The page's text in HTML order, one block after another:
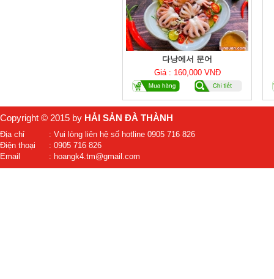
다낭에서 문어
Giá : 160,000 VNĐ
Copyright © 2015 by HẢI SẢN ĐÀ THÀNH
Địa chỉ
: Vui lòng liên hệ số hotline 0905 716 826
Điện thoại
: 0905 716 826
Email
: hoangk4.tm@gmail.com